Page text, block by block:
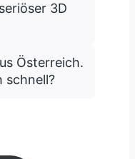
3D
Österreich.
schnell?